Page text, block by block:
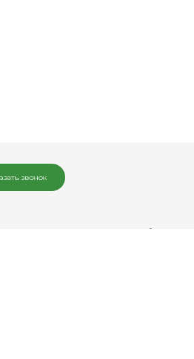
звонок
Москва, Пресненская